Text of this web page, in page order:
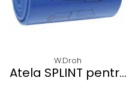
W.Droh
Atela SPLINT pentru